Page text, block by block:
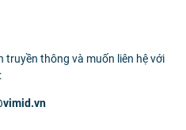
truyền thông và muốn liên hệ với